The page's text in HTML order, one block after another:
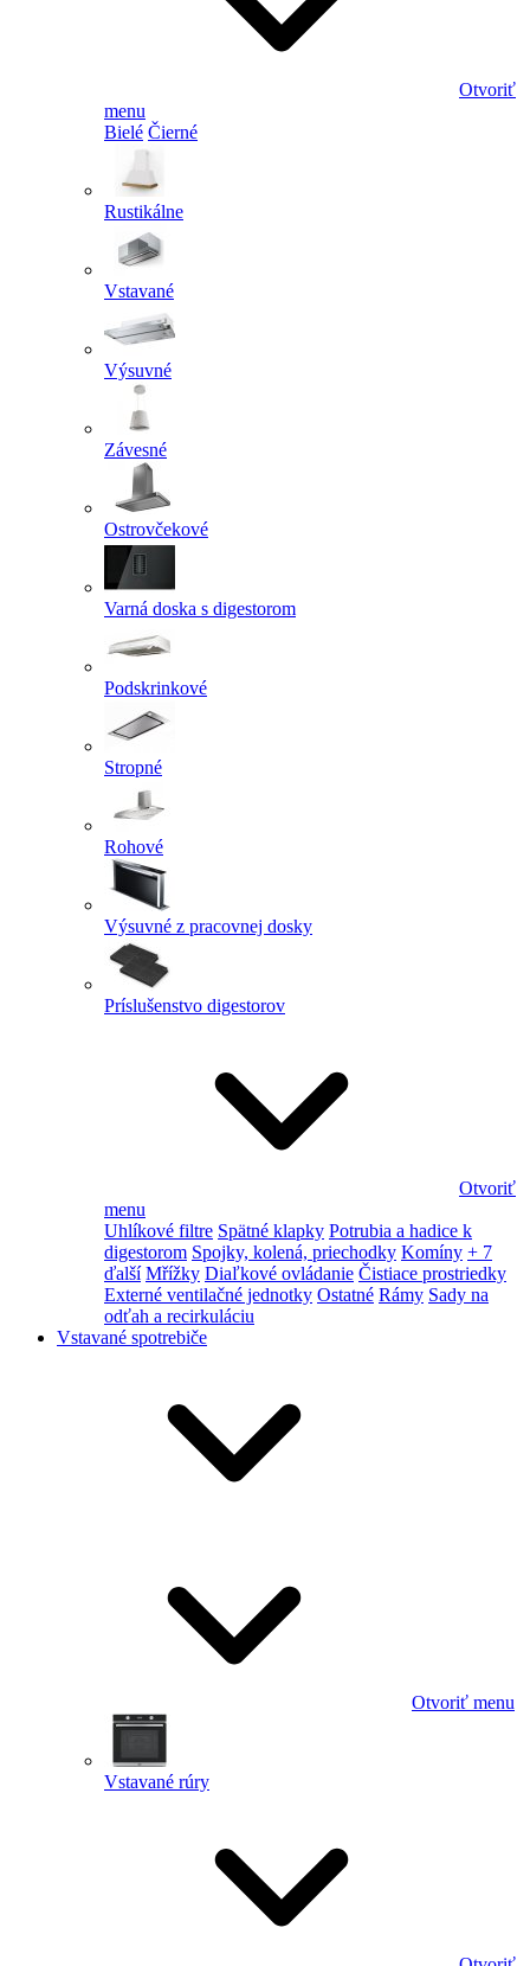
Otvoriť
menu
Bielé Čierné
Rustikálne
Vstavané
Výsuvné
Závesné
Ostrovčekové
Varná doska s digestorom
Podskrinkové
Stropné
Rohové
Výsuvné z pracovnej dosky
Príslušenstvo digestorov
Otvoriť
menu
Uhlíkové filtre Spätné klapky Potrubia a hadice k
digestorom Spojky, kolená, priechodky Komíny + 7
ďalší Mřížky Diaľkové ovládanie Čistiace prostriedky
Externé ventilačné jednotky Ostatné Rámy Sady na
odťah a recirkuláciu
Vstavané spotrebiče
Otvoriť menu
Vstavané rúry